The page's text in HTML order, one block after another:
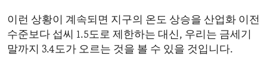
이런 상황이 계속되면 지구의 온도 상승을 산업화 이전
수준보다 섭씨 1.5도로 제한하는 대신, 우리는 금세기
말까지 3.4도가 오르는 것을 볼 수 있을 것입니다.